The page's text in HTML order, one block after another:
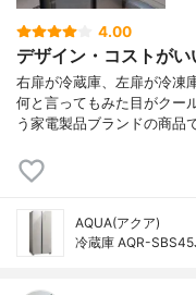
4.00
デザイン・コストがい
右扉が冷蔵庫、左扉が冷凍
何と言ってもみた目がクー
う家電製品ブランドの商品
AQUA(アクア)
冷蔵庫 AQR-